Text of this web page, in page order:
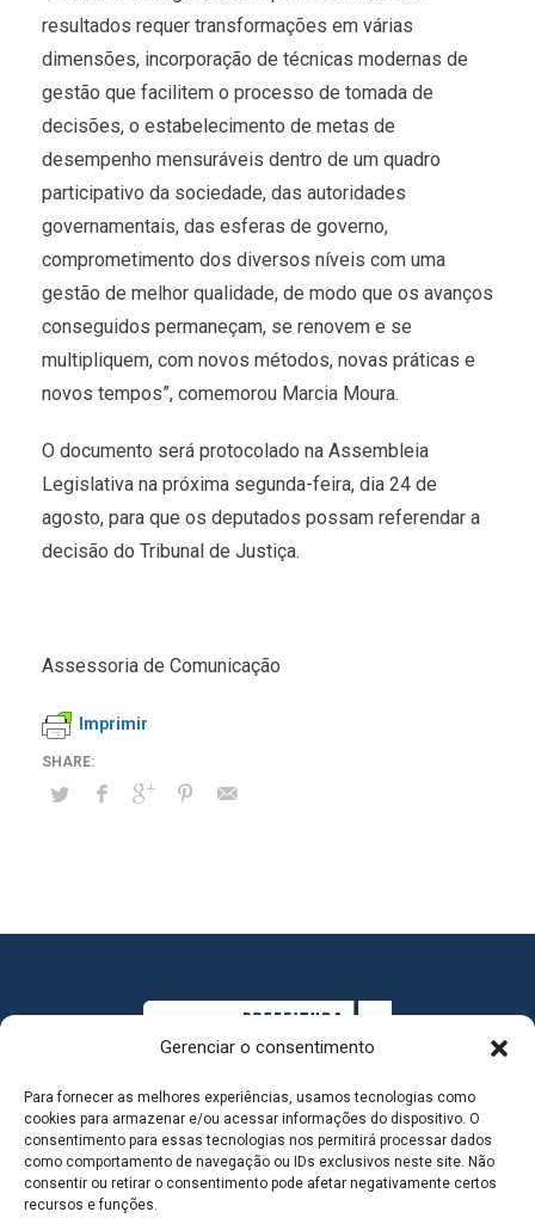
Gerenciar o consentimento
Para fornecer as melhores experiências, usamos tecnologias como
cookies para armazenar e/ou acessar informações do dispositivo. O
consentimento para essas tecnologias nos permitirá processar dados
como comportamento de navegação ou IDs exclusivos neste site. Não
consentir ou retirar o consentimento pode afetar negativamente certos
recursos e funções.
resultados requer transformações em várias
dimensões, incorporação de técnicas modernas de
gestão que facilitem o processo de tomada de
decisões, o estabelecimento de metas de
desempenho mensuráveis dentro de um quadro
participativo da sociedade, das autoridades
governamentais, das esferas de governo,
comprometimento dos diversos níveis com uma
gestão de melhor qualidade, de modo que os avanços
conseguidos permaneçam, se renovem e se
multipliquem, com novos métodos, novas práticas e
novos tempos”, comemorou Marcia Moura.
O documento será protocolado na Assembleia
Legislativa na próxima segunda-feira, dia 24 de
agosto, para que os deputados possam referendar a
decisão do Tribunal de Justiça.
Assessoria de Comunicação
Imprimir
MAPA DO SITE